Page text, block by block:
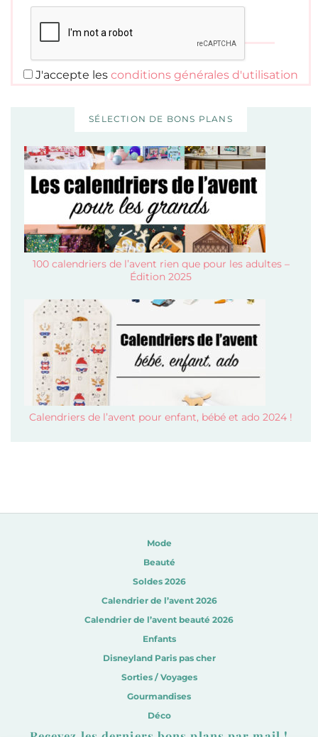
J'accepte les conditions générales d'utilisation
SÉLECTION DE BONS PLANS
100 calendriers de l’avent rien que pour les adultes –
Édition 2025
Calendriers de l’avent pour enfant, bébé et ado 2024 !
Mode
Beauté
Soldes 2026
Calendrier de l’avent 2026
Calendrier de l’avent beauté 2026
Enfants
Disneyland Paris pas cher
Sorties / Voyages
Gourmandises
Déco